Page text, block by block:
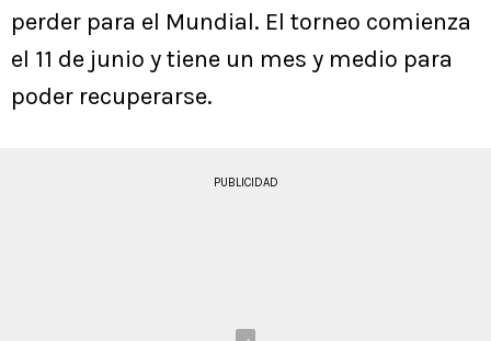
perder para el Mundial. El torneo comienza
el 11 de junio y tiene un mes y medio para
poder recuperarse.
PUBLICIDAD